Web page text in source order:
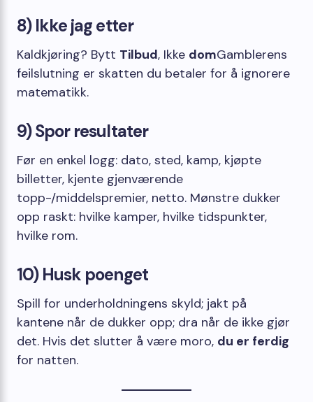
8) Ikke jag etter
Kaldkjøring? Bytt Tilbud, Ikke domGamblerens
feilslutning er skatten du betaler for å ignorere
matematikk.
9) Spor resultater
Før en enkel logg: dato, sted, kamp, ​​kjøpte
billetter, kjente gjenværende
topp-/middelspremier, netto. Mønstre dukker
opp raskt: hvilke kamper, hvilke tidspunkter,
hvilke rom.
10) Husk poenget
Spill for underholdningens skyld; jakt på
kantene når de dukker opp; dra når de ikke gjør
det. Hvis det slutter å være moro, du er ferdig
for natten.